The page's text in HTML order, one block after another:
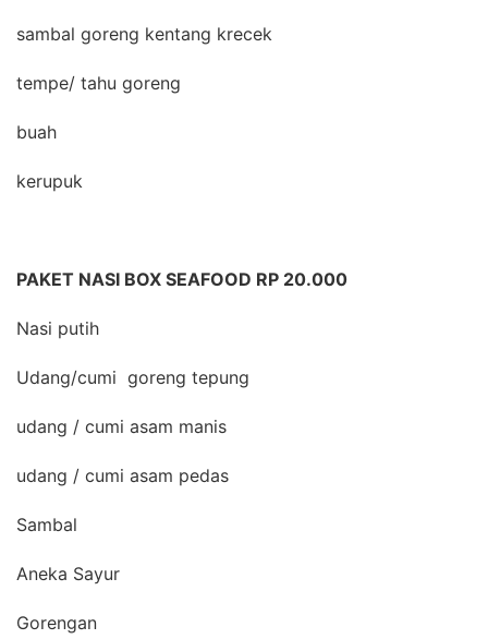
sambal goreng kentang krecek
tempe/ tahu goreng
buah
kerupuk
PAKET NASI BOX SEAFOOD RP 20.000
Nasi putih
Udang/cumi goreng tepung
udang / cumi asam manis
udang / cumi asam pedas
Sambal
Aneka Sayur
Gorengan